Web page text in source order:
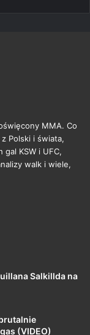
MMA. Co
Polski i świata,
KSW i UFC,
walk i wiele,
Salkillda na
(VIDEO)